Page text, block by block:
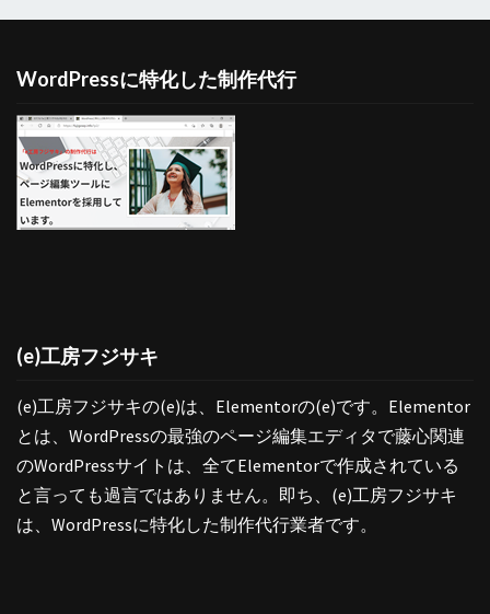
WordPressに特化した制作代行
(e)工房フジサキ
(e)工房フジサキの(e)は、Elementorの(e)です。Elementor
とは、WordPressの最強のページ編集エディタで藤心関連
のWordPressサイトは、全てElementorで作成されている
と言っても過言ではありません。即ち、(e)工房フジサキ
は、WordPressに特化した制作代行業者です。